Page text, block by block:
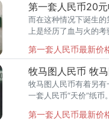
而在这种情况下诞生
上是经历了血与火的
价值，也就是真金白
人民币的投资特点说起
第一套人民币最新价
牧马图人民币有着另
一套人民币“天价”纸币
价。
第一套人民币最新价